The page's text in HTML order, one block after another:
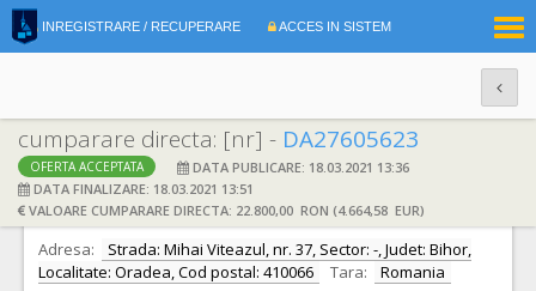
INREGISTRARE / RECUPERARE ACCES IN SISTEM
cumparare directa: [nr] - DA27605623
OFERTA ACCEPTATA
DATA PUBLICARE: 18.03.2021 13:36
DATA FINALIZARE: 18.03.2021 13:51
VALOARE CUMPARARE DIRECTA: 22.800,00 RON (4.664,58 EUR)
DATE IDENTIFICARE OFERTANT
Ofertant: S.C. VOTROM S.R.L. CIF:
16415594
Adresa:
Strada: Mihai Viteazul, nr. 37, Sector: -, Judet: Bihor,
Localitate: Oradea, Cod postal: 410066
Tara:
Romania